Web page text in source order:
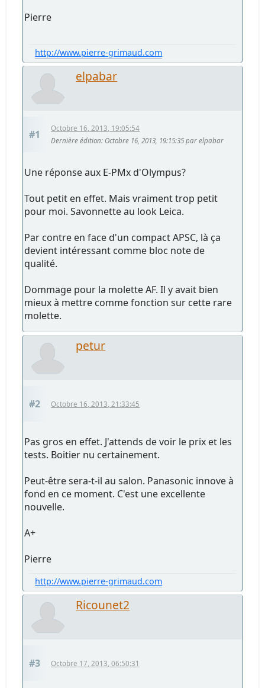
Pierre
http://www.pierre-grimaud.com
elpabar
#1
Octobre 16, 2013, 19:05:54
Dernière édition: Octobre 16, 2013, 19:15:35 par elpabar
Une réponse aux E-PMx d'Olympus?
Tout petit en effet. Mais vraiment trop petit
pour moi. Savonnette au look Leica.
Par contre en face d'un compact APSC, là ça
devient intéressant comme bloc note de
qualité.
Dommage pour la molette AF. Il y avait bien
mieux à mettre comme fonction sur cette rare
molette.
petur
#2 Octobre 16, 2013, 21:33:45
Pas gros en effet. J'attends de voir le prix et les
tests. Boitier nu certainement.
Peut-être sera-t-il au salon. Panasonic innove à
fond en ce moment. C'est une excellente
nouvelle.
A+
Pierre
http://www.pierre-grimaud.com
Ricounet2
#3 Octobre 17, 2013, 06:50:31